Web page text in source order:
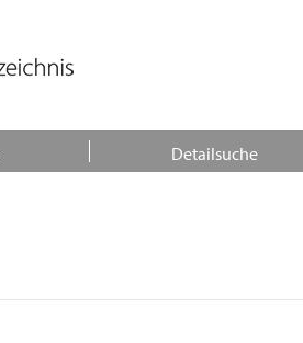
Detailsuche